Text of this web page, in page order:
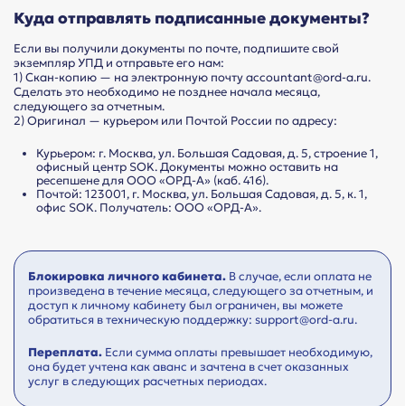
Куда отправлять подписанные документы?
Если вы получили документы по почте, подпишите свой
экземпляр УПД и отправьте его нам:
1) Скан-копию — на электронную почту accountant@ord-a.ru.
Сделать это необходимо не позднее начала месяца,
следующего за отчетным.
2) Оригинал — курьером или Почтой России по адресу:
Курьером: г. Москва, ул. Большая Садовая, д. 5, строение 1,
офисный центр SOK. Документы можно оставить на
ресепшене для ООО «ОРД-А» (каб. 416).
Почтой: 123001, г. Москва, ул. Большая Садовая, д. 5, к. 1,
офис SOK. Получатель: ООО «ОРД-А».
Блокировка личного кабинета. В случае, если оплата не
произведена в течение месяца, следующего за отчетным, и
доступ к личному кабинету был ограничен, вы можете
обратиться в техническую поддержку: support@ord-a.ru.
Переплата. Если сумма оплаты превышает необходимую,
она будет учтена как аванс и зачтена в счет оказанных
услуг в следующих расчетных периодах.